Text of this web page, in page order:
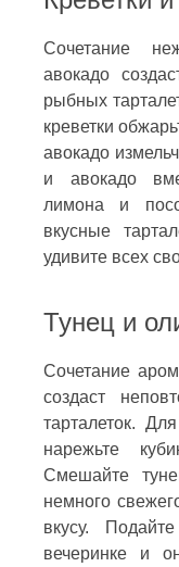
Сочетание
авокадо
рыбных
креветки
авокадо
и авокадо
лимона и
вкусные
удивите всех
Тунец и
Сочетание
создаст
тарталеток.
нарежьте
Смешайте
немного
вкусу.
вечеринке и